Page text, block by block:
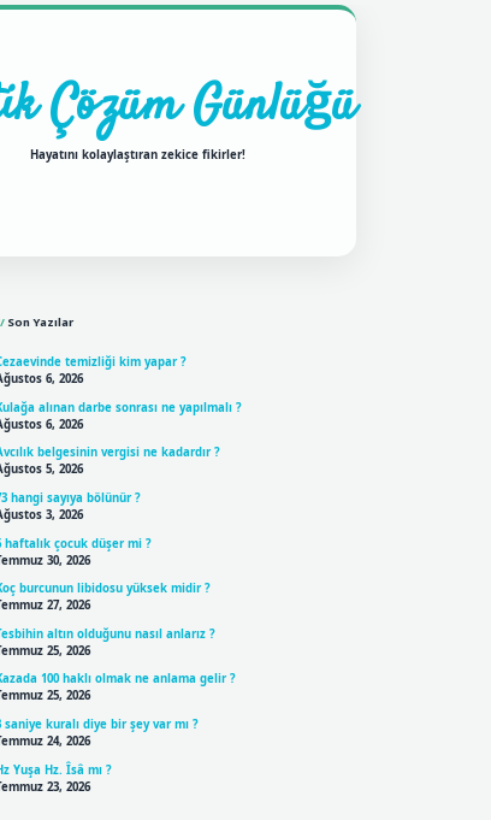
Çözüm Günlüğü
Hayatını kolaylaştıran zekice fikirler!
Son Yazılar
temizliği kim yapar ?
6, 2026
alınan darbe sonrası ne yapılmalı ?
6, 2026
belgesinin vergisi ne kadardır ?
5, 2026
hangi sayıya bölünür ?
3, 2026
haftalık çocuk düşer mi ?
30, 2026
burcunun libidosu yüksek midir ?
27, 2026
altın olduğunu nasıl anlarız ?
25, 2026
100 haklı olmak ne anlama gelir ?
25, 2026
saniye kuralı diye bir şey var mı ?
24, 2026
Yuşa Hz. Îsâ mı ?
23, 2026